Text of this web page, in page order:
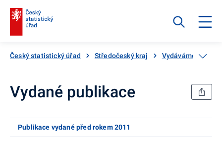
Český statistický úřad Středočeský kraj Vydáváme
Vydané publikace
Publikace vydané před rokem 2011